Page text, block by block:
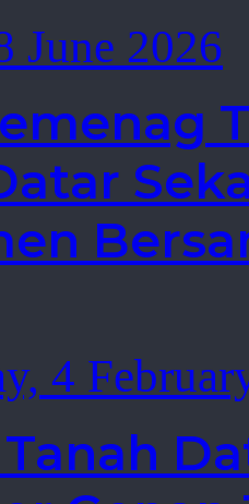
June 2026
4
Tanah